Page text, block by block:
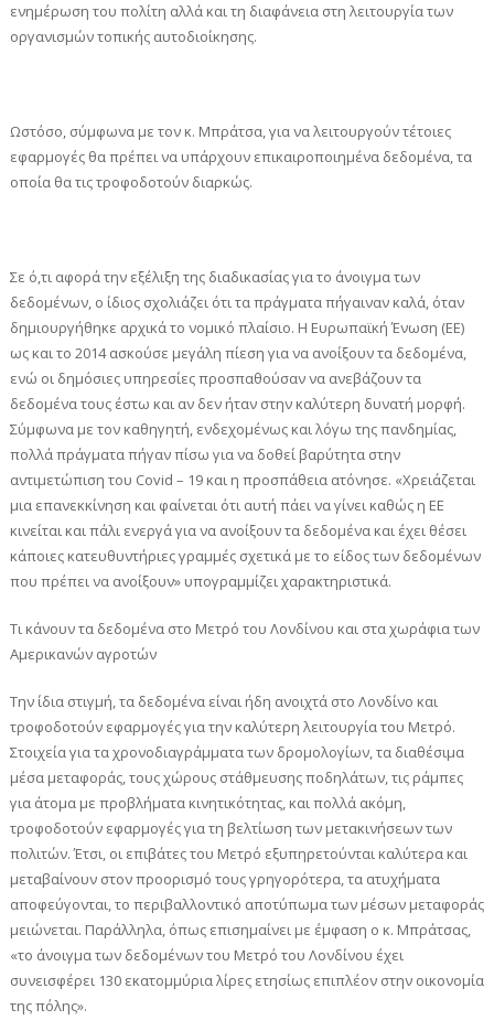
ενημέρωση του πολίτη αλλά και τη διαφάνεια στη λειτουργία των
οργανισμών τοπικής αυτοδιοίκησης.
Ωστόσο, σύμφωνα με τον κ. Μπράτσα, για να λειτουργούν τέτοιες
εφαρμογές θα πρέπει να υπάρχουν επικαιροποιημένα δεδομένα, τα
οποία θα τις τροφοδοτούν διαρκώς.
Σε ό,τι αφορά την εξέλιξη της διαδικασίας για το άνοιγμα των
δεδομένων, ο ίδιος σχολιάζει ότι τα πράγματα πήγαιναν καλά, όταν
δημιουργήθηκε αρχικά το νομικό πλαίσιο. Η Ευρωπαϊκή Ένωση (ΕΕ)
ως και το 2014 ασκούσε μεγάλη πίεση για να ανοίξουν τα δεδομένα,
ενώ οι δημόσιες υπηρεσίες προσπαθούσαν να ανεβάζουν τα
δεδομένα τους έστω και αν δεν ήταν στην καλύτερη δυνατή μορφή.
Σύμφωνα με τον καθηγητή, ενδεχομένως και λόγω της πανδημίας,
πολλά πράγματα πήγαν πίσω για να δοθεί βαρύτητα στην
αντιμετώπιση του Covid – 19 και η προσπάθεια ατόνησε. «Χρειάζεται
μια επανεκκίνηση και φαίνεται ότι αυτή πάει να γίνει καθώς η ΕΕ
κινείται και πάλι ενεργά για να ανοίξουν τα δεδομένα και έχει θέσει
κάποιες κατευθυντήριες γραμμές σχετικά με το είδος των δεδομένων
που πρέπει να ανοίξουν» υπογραμμίζει χαρακτηριστικά.
Τι κάνουν τα δεδομένα στο Μετρό του Λονδίνου και στα χωράφια των
Αμερικανών αγροτών
Την ίδια στιγμή, τα δεδομένα είναι ήδη ανοιχτά στο Λονδίνο και
τροφοδοτούν εφαρμογές για την καλύτερη λειτουργία του Μετρό.
Στοιχεία για τα χρονοδιαγράμματα των δρομολογίων, τα διαθέσιμα
μέσα μεταφοράς, τους χώρους στάθμευσης ποδηλάτων, τις ράμπες
για άτομα με προβλήματα κινητικότητας, και πολλά ακόμη,
τροφοδοτούν εφαρμογές για τη βελτίωση των μετακινήσεων των
πολιτών. Έτσι, οι επιβάτες του Μετρό εξυπηρετούνται καλύτερα και
μεταβαίνουν στον προορισμό τους γρηγορότερα, τα ατυχήματα
αποφεύγονται, το περιβαλλοντικό αποτύπωμα των μέσων μεταφοράς
μειώνεται. Παράλληλα, όπως επισημαίνει με έμφαση ο κ. Μπράτσας,
«το άνοιγμα των δεδομένων του Μετρό του Λονδίνου έχει
συνεισφέρει 130 εκατομμύρια λίρες ετησίως επιπλέον στην οικονομία
της πόλης».